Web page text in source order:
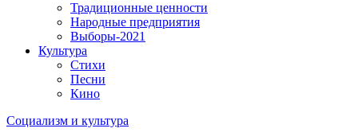
Традиционные ценности
Народные предприятия
Выборы-2021
Культура
Стихи
Песни
Кино
Социализм и культура